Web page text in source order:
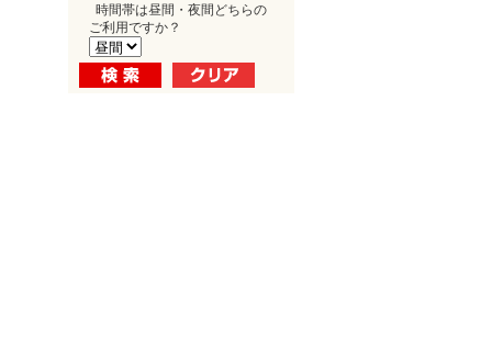
時間帯は昼間・夜間どちらの
ご利用ですか？